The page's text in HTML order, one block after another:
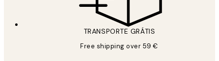
TRANSPORTE GRÁTIS
Free shipping over 59 €